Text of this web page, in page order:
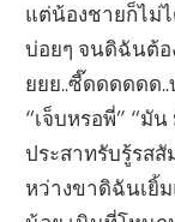
แต่น้องชายก็ไม่
บ่อยๆ จนดิฉันต้อ
ยยย..ซี๊ดดดดดด
“เจ็บหรอพี่” “มั
ประสาทรับรู้รส
หว่างขาดิฉันเยิ้